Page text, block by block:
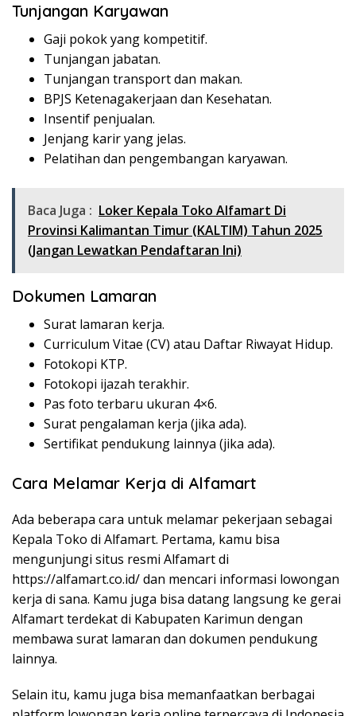
Tunjangan Karyawan
Gaji pokok yang kompetitif.
Tunjangan jabatan.
Tunjangan transport dan makan.
BPJS Ketenagakerjaan dan Kesehatan.
Insentif penjualan.
Jenjang karir yang jelas.
Pelatihan dan pengembangan karyawan.
Baca Juga : Loker Kepala Toko Alfamart Di
Provinsi Kalimantan Timur (KALTIM) Tahun 2025
(Jangan Lewatkan Pendaftaran Ini)
Dokumen Lamaran
Surat lamaran kerja.
Curriculum Vitae (CV) atau Daftar Riwayat Hidup.
Fotokopi KTP.
Fotokopi ijazah terakhir.
Pas foto terbaru ukuran 4×6.
Surat pengalaman kerja (jika ada).
Sertifikat pendukung lainnya (jika ada).
Cara Melamar Kerja di Alfamart
Ada beberapa cara untuk melamar pekerjaan sebagai
Kepala Toko di Alfamart. Pertama, kamu bisa
mengunjungi situs resmi Alfamart di
https://alfamart.co.id/dan mencari informasi lowongan
kerja di sana. Kamu juga bisa datang langsung ke gerai
Alfamart terdekat di Kabupaten Karimun dengan
membawa surat lamaran dan dokumen pendukung
lainnya.
Selain itu, kamu juga bisa memanfaatkan berbagai